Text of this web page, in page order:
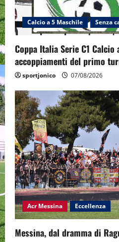
Calcio a 5 Maschile Senza
Coppa Italia Serie C1
accoppiamenti del primo
sportjonico 07/08/2026
Acr Messina Eccellenza
Messina, dal dramma di